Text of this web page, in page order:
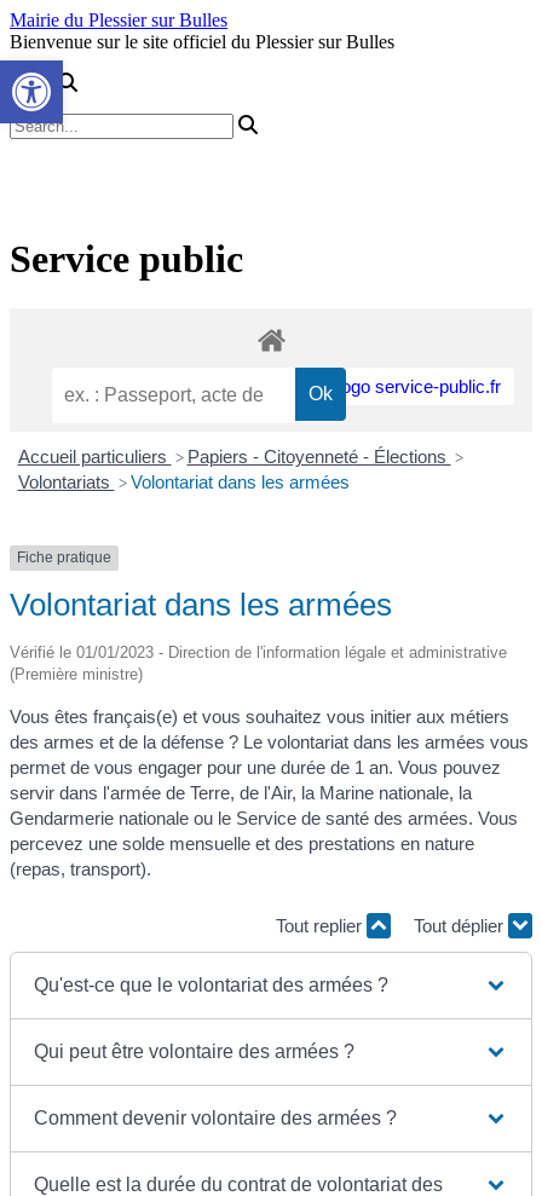
Skip
to
content
Mairie du Plessier sur Bulles
Bienvenue sur le site officiel du Plessier sur Bulles
Service public
Accueil particuliers > Papiers - Citoyenneté - Élections >
Volontariats > Volontariat dans les armées
Fiche pratique
Volontariat dans les armées
Vérifié le 01/01/2023 - Direction de l'information légale et administrative
(Première ministre)
Vous êtes français(e) et vous souhaitez vous initier aux métiers
des armes et de la défense ? Le volontariat dans les armées vous
permet de vous engager pour une durée de 1 an. Vous pouvez
servir dans l'armée de Terre, de l'Air, la Marine nationale, la
Gendarmerie nationale ou le Service de santé des armées. Vous
percevez une solde mensuelle et des prestations en nature
(repas, transport).
Tout replier Tout déplier
Qu'est-ce que le volontariat des armées ?
Qui peut être volontaire des armées ?
Comment devenir volontaire des armées ?
Quelle est la durée du contrat de volontariat des
Ouvrir la barre d’outils